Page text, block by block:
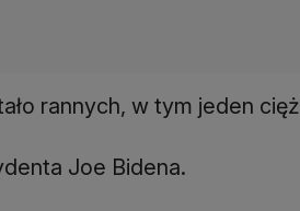
rannych, w tym jeden
Joe Bidena.